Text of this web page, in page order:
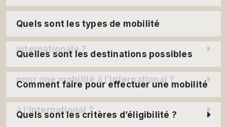
Quels sont les types de mobilité
internationale ?
Quelles sont les destinations possibles
pour une mobilité à l’international ?
Comment faire pour effectuer une mobilité
à l’international ?
Quels sont les critères d’éligibilité ?